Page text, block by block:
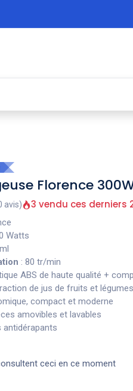
Florence
avis) 3 vendu ces derniers
Watts
: 80 tr/min
ABS de haute qualité +
de jus de fruits et légumes
compact et moderne
amovibles et lavables
antidérapants
ceci en ce moment